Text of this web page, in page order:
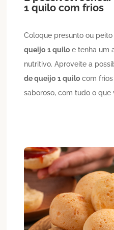
1 quilo com frios
Coloque presunto ou
queijo 1 quilo e tenha um
nutritivo. Aproveite a
de queijo 1 quilo com
saboroso, com tudo o que